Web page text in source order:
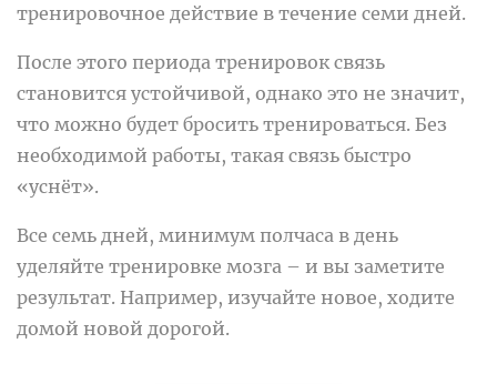
тренировочное действие в течение семи дней.
После этого периода тренировок связь
становится устойчивой, однако это не значит,
что можно будет бросить тренироваться. Без
необходимой работы, такая связь быстро
«уснёт».
Все семь дней, минимум полчаса в день
уделяйте тренировке мозга – и вы заметите
результат. Например, изучайте новое, ходите
домой новой дорогой.